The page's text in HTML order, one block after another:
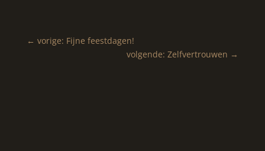
← vorige: Fijne feestdagen!
volgende: Zelfvertrouwen →